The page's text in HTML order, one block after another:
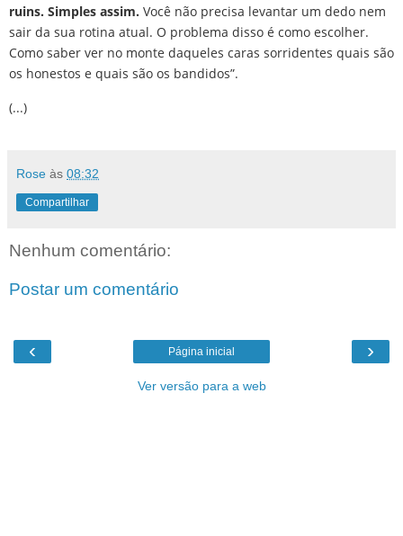
ruins. Simples assim. Você não precisa levantar um dedo nem
sair da sua rotina atual. O problema disso é como escolher.
Como saber ver no monte daqueles caras sorridentes quais são
os honestos e quais são os bandidos”.
(...)
Rose às 08:32
Compartilhar
Nenhum comentário:
Postar um comentário
‹ ›
Página inicial
Ver versão para a web